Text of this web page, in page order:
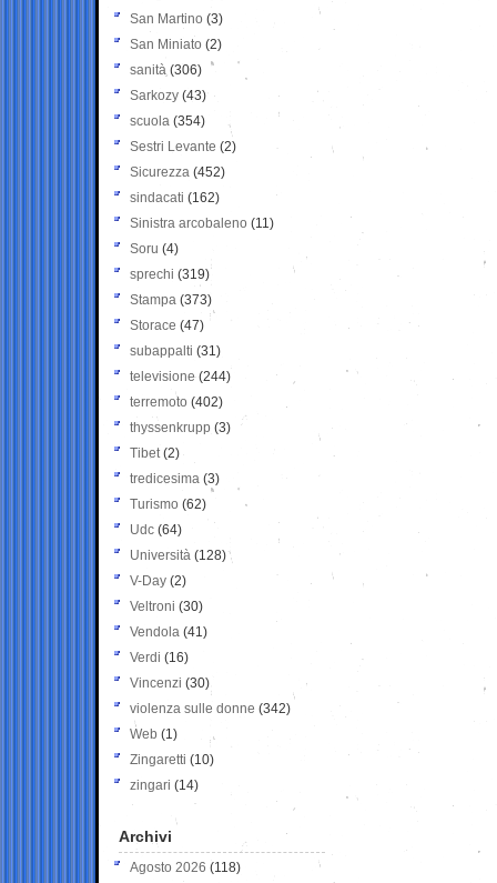
San Martino (3)
San Miniato (2)
sanità (306)
Sarkozy (43)
scuola (354)
Sestri Levante (2)
Sicurezza (452)
sindacati (162)
Sinistra arcobaleno (11)
Soru (4)
sprechi (319)
Stampa (373)
Storace (47)
subappalti (31)
televisione(244)
terremoto (402)
thyssenkrupp (3)
Tibet(2)
tredicesima (3)
Turismo (62)
Udc (64)
Università (128)
V-Day (2)
Veltroni (30)
Vendola (41)
Verdi (16)
Vincenzi (30)
violenza sulle donne (342)
Web (1)
Zingaretti (10)
zingari (14)
Archivi
Agosto 2026 (118)